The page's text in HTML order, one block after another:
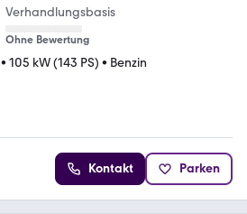
Verhandlungsbasis
Ohne Bewertung
• 105 kW (143 PS) • Benzin
Kontakt Parken